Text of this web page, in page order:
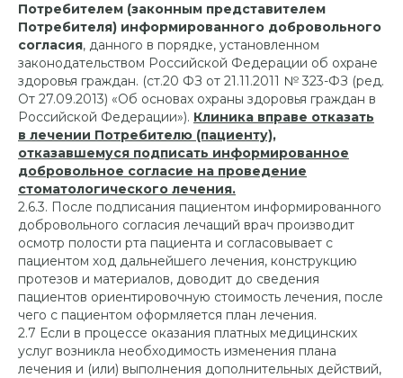
Потребителем (законным представителем
Потребителя) информированного добровольного
согласия, данного в порядке, установленном
законодательством Российской Федерации об охране
здоровья граждан. (ст.20 ФЗ от 21.11.2011 № 323-ФЗ (ред.
От 27.09.2013) «Об основах охраны здоровья граждан в
Российской Федерации»). Клиника вправе отказать
в лечении Потребителю (пациенту),
отказавшемуся подписать информированное
добровольное согласие на проведение
стоматологического лечения.
2.6.3. После подписания пациентом информированного
добровольного согласия лечащий врач производит
осмотр полости рта пациента и согласовывает с
пациентом ход дальнейшего лечения, конструкцию
протезов и материалов, доводит до сведения
пациентов ориентировочную стоимость лечения, после
чего с пациентом оформляется план лечения.
2.7 Если в процессе оказания платных медицинских
услуг возникла необходимость изменения плана
лечения и (или) выполнения дополнительных действий,